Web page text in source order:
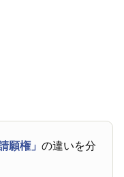
請願権」の違いを分